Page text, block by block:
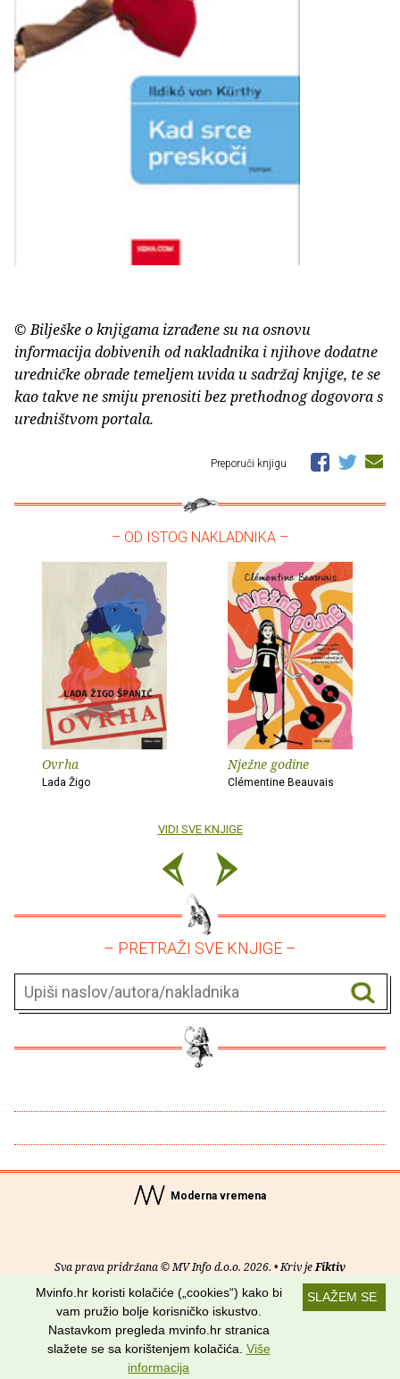
© Bilješke o knjigama izrađene su na osnovu
informacija dobivenih od nakladnika i njihove dodatne
uredničke obrade temeljem uvida u sadržaj knjige, te se
kao takve ne smiju prenositi bez prethodnog dogovora s
uredništvom portala.
Preporuči knjigu
– OD ISTOG NAKLADNIKA –
Ovrha
Lada Žigo
Nježne godine
Clémentine Beauvais
VIDI SVE KNJIGE
– PRETRAŽI SVE KNJIGE –
Moderna vremena
Sva prava pridržana © MV Info d.o.o. 2026. • Kriv jeFiktiv
O nama• Pomoć• Uvjeti korištenja•RSS kanali
Potraži nas na:
SLAŽEM SE
Mvinfo.hr koristi kolačiće („cookies“) kako bi
vam pružio bolje korisničko iskustvo.
Nastavkom pregleda mvinfo.hr stranica
slažete se sa korištenjem kolačića. Više
informacija